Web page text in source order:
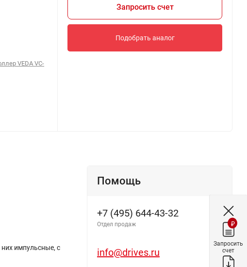
VEDA VC-
Запросить счет
Подобрать аналог
импульсные, с
Помощь
+7 (495) 644-43-32
Отдел продаж
info@drives.ru
₽
Запросить
счет